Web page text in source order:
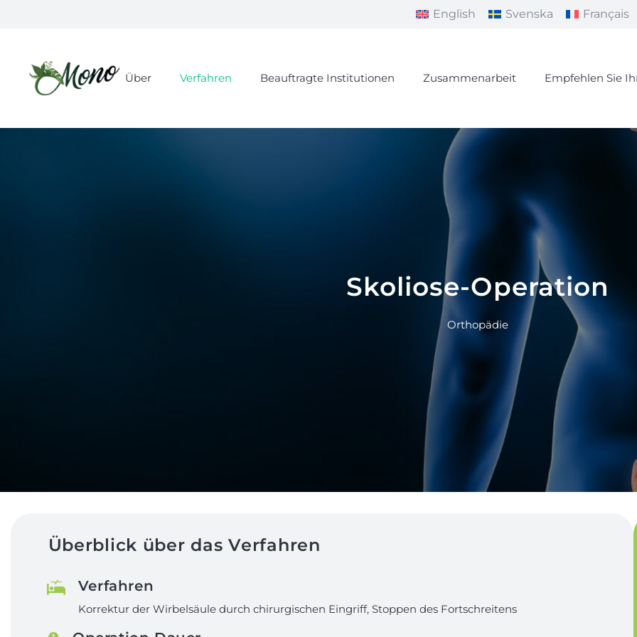
English Svenska Français
Über Verfahren Beauftragte Institutionen Zusammenarbeit Empfehlen Sie
Skoliose-Operation
Orthopädie
Überblick über das Verfahren
Verfahren
Korrektur der Wirbelsäule durch chirurgischen Eingriff, Stoppen des Fortschreitens